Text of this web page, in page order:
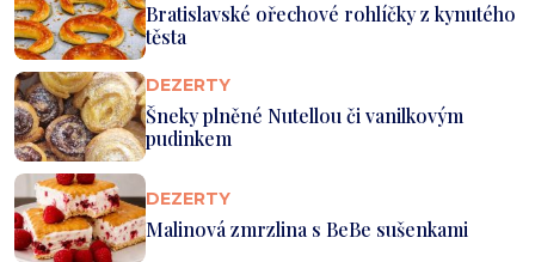
Bratislavské ořechové rohlíčky z kynutého
těsta
DEZERTY
Šneky plněné Nutellou či vanilkovým
pudinkem
DEZERTY
Malinová zmrzlina s BeBe sušenkami